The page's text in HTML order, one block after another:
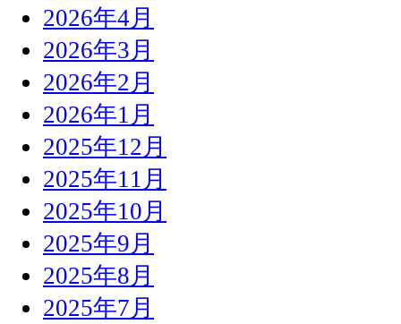
2026年4月
2026年3月
2026年2月
2026年1月
2025年12月
2025年11月
2025年10月
2025年9月
2025年8月
2025年7月